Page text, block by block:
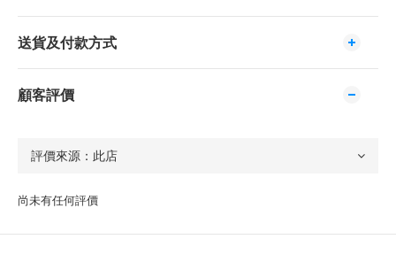
送貨及付款方式
顧客評價
尚未有任何評價